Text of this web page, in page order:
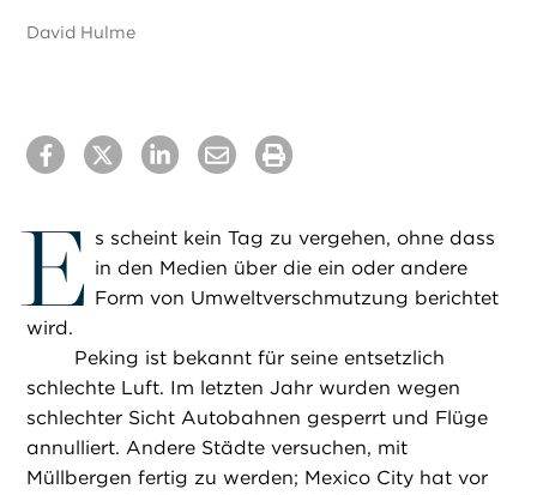
David Hulme
E s scheint kein Tag zu vergehen, ohne dass
in den Medien über die ein oder andere
Form von Umweltverschmutzung berichtet
wird.
Peking ist bekannt für seine entsetzlich
schlechte Luft. Im letzten Jahr wurden wegen
schlechter Sicht Autobahnen gesperrt und Flüge
annulliert. Andere Städte versuchen, mit
Müllbergen fertig zu werden; Mexico City hat vor